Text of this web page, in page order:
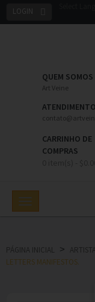
LOGIN
QUEM SOMOS
Art Veine
ATENDIMENTO
CARRINHO DE
COMPRAS
Toggle
navigation
PÁGINA INICIAL >
LETTERS MANIFESTOS.